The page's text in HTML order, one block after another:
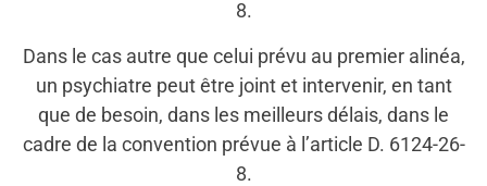
8.
Dans le cas autre que celui prévu au premier alinéa,
un psychiatre peut être joint et intervenir, en tant
que de besoin, dans les meilleurs délais, dans le
cadre de la convention prévue à l’article D. 6124-26-
8.